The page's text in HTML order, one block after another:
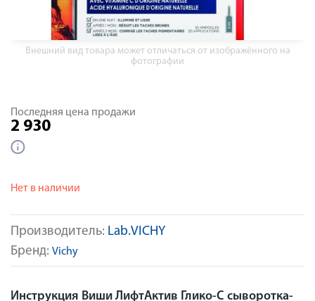
Внешний вид товара может отличаться от изображённого на
фотографии
Производитель: Lab.VICHY
Бренд: Vichy
Последняя цена продажи
2 930
Нет в наличии
Инструкция Виши ЛифтАктив Глико-C cыворотка-